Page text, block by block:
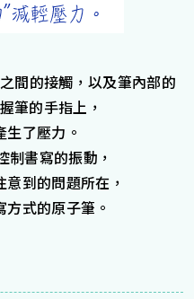
間的接觸，以及筆內部的
筆的手指上，
了壓力。
書寫的振動，
到的問題所在，
式的原子筆。